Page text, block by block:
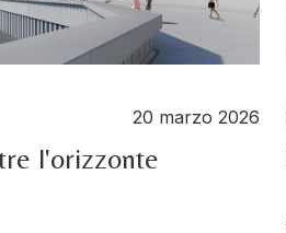
20 marzo 2026
l'orizzonte